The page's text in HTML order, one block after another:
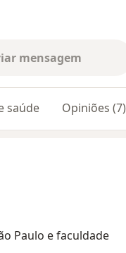
mensagem
saúde Opiniões (7)
Paulo e faculdade